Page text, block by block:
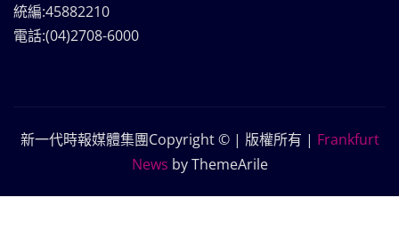
統編:45882210
電話:(04)2708-6000
新一代時報媒體集團Copyright © | 版權所有 | Frankfurt
News by ThemeArile